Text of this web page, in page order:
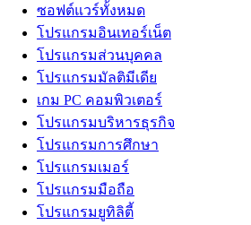
ซอฟต์แวร์ทั้งหมด
โปรแกรมอินเทอร์เน็ต
โปรแกรมส่วนบุคคล
โปรแกรมมัลติมีเดีย
เกม PC คอมพิวเตอร์
โปรแกรมบริหารธุรกิจ
โปรแกรมการศึกษา
โปรแกรมเมอร์
โปรแกรมมือถือ
โปรแกรมยูทิลิตี้